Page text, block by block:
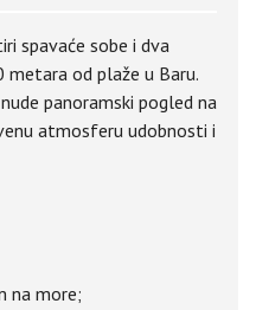
spavaće sobe i dva
od plaže u Baru.
panoramski pogled na
atmosferu udobnosti i
na more;